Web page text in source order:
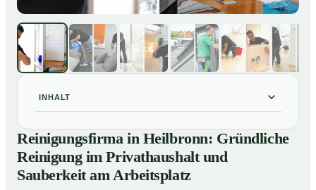
INHALT
01Reinigungsfirma in Heilbronn: Gründliche Reinigung im
Privathaushalt und Sauberkeit am Arbeitsplatz
02 So arbeitet eine Reinigungsfirma in Heilbronn
Reinigungsfirma in Heilbronn: Gründliche
Reinigung im Privathaushalt und
Sauberkeit am Arbeitsplatz